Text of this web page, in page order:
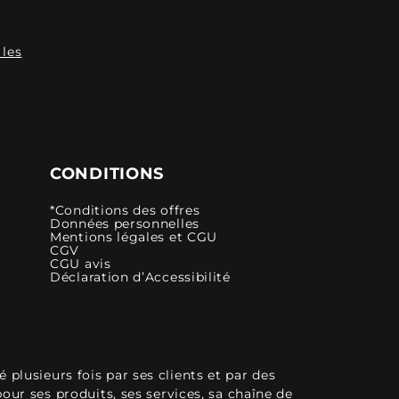
CONDITIONS
*Conditions des offres
Données personnelles
Mentions légales et CGU
CGV
CGU avis
Déclaration d’Accessibilité
plusieurs fois par ses clients et par des
ses produits, ses services, sa chaîne de